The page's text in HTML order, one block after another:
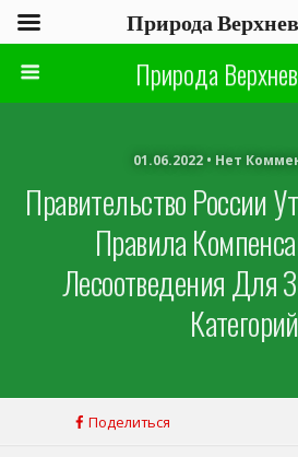
Природа
01.06.2022 • Нет
Правительство России
Правила
Лесоотведения Для
Категорий
Поделиться
Природа